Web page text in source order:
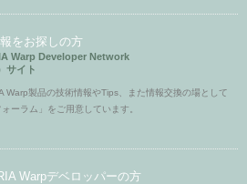
をお探しの方
Warp Developer Network
サイト
Warp製品の技術情報やTips、また情報交換の場として
ォーラム」をご用意しています。
Warpデベロッパーの方